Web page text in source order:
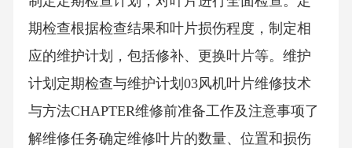
期检查根据检查结果和叶片损伤程度，制定相
应的维护计划，包括修补、更换叶片等。维护
计划定期检查与维护计划03风机叶片维修技术
与方法CHAPTER维修前准备工作及注意事项了
解维修任务确定维修叶片的数量、位置和损伤